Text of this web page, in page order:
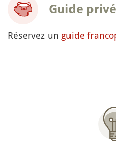
Guide privé
Réservez un guide